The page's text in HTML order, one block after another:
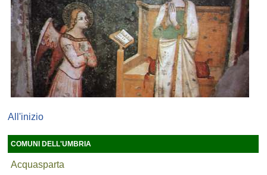
All'inizio
COMUNI DELL'UMBRIA
Acquasparta